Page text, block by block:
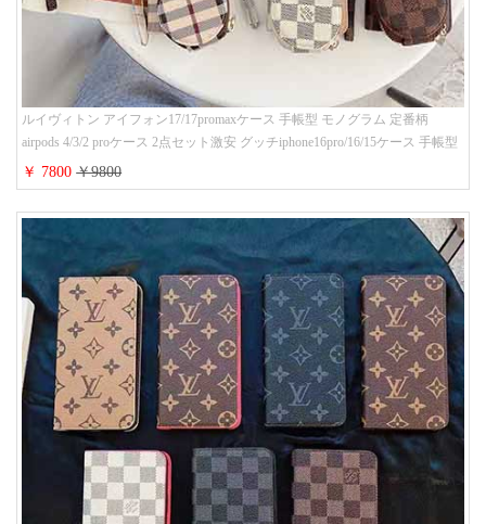
ルイヴィトン アイフォン17/17promaxケース 手帳型 モノグラム 定番柄
airpods 4/3/2 proケース 2点セット激安 グッチiphone16pro/16/15ケース 手帳型
財布カード入り 多機能 ハイ ブランド Galaxy S25/S24/S23手帳カバー おすす
め
￥ 7800￥9800